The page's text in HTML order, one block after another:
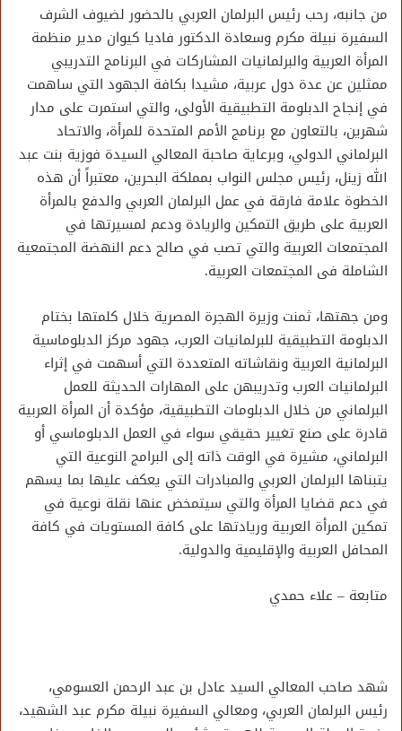
من جانبه، رحب رئيس البرلمان العربي بالحضور لضيوف الشرف
السفيرة نبيلة مكرم وسعادة الدكتور فاديا كيوان مدير منظمة
المرأة العربية والبرلمانيات المشاركات في البرنامج التدريبي
ممثلين عن عدة دول عربية، مشيدا بكافة الجهود التي ساهمت
في إنجاح الدبلومة التطبيقية الأولى، والتي استمرت على مدار
شهرين، بالتعاون مع برنامج الأمم المتحدة للمرأة، والاتحاد
البرلماني الدولي، وبرعاية صاحبة المعالي السيدة فوزية بنت عبد
الله زينل، رئيس مجلس النواب بمملكة البحرين، معتبراً أن هذه
الخطوة علامة فارقة في عمل البرلمان العربي والدفع بالمرأة
العربية على طريق التمكين والريادة ودعم لمسيرتها في
المجتمعات العربية والتي تصب في صالح دعم النهضة المجتمعية
الشاملة فى المجتمعات العربية.
ومن جهتها، ثمنت وزيرة الهجرة المصرية خلال كلمتها بختام
الدبلومة التطبيقية للبرلمانيات العرب، جهود مركز الدبلوماسية
البرلمانية العربية ونقاشاته المتعددة التي أسهمت في إثراء
البرلمانيات العرب وتدريبهن على المهارات الحديثة للعمل
البرلماني من خلال الدبلومات التطبيقية، مؤكدة أن المرأة العربية
قادرة على صنع تغيير حقيقي سواء في العمل الدبلوماسي أو
البرلماني، مشيرة في الوقت ذاته إلى البرامج النوعية التي
يتبناها البرلمان العربي والمبادرات التي يعكف عليها بما يسهم
في دعم قضايا المرأة والتي سيتمخض عنها نقلة نوعية في
تمكين المرأة العربية وريادتها على كافة المستويات في كافة
المحافل العربية والإقليمية والدولية.
متابعة – علاء حمدي
شهد صاحب المعالي السيد عادل بن عبد الرحمن العسومي،
رئيس البرلمان العربي، ومعالي السفيرة نبيلة مكرم عبد الشهيد،